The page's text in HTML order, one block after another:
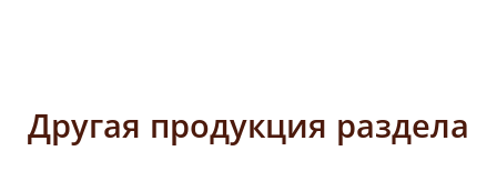
Другая продукция раздела